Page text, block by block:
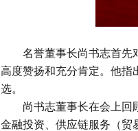
名誉董事长尚书志首先
高度赞扬和充分肯定。他指
选。
尚书志董事长在会上回
金融投资、供应链服务（贸